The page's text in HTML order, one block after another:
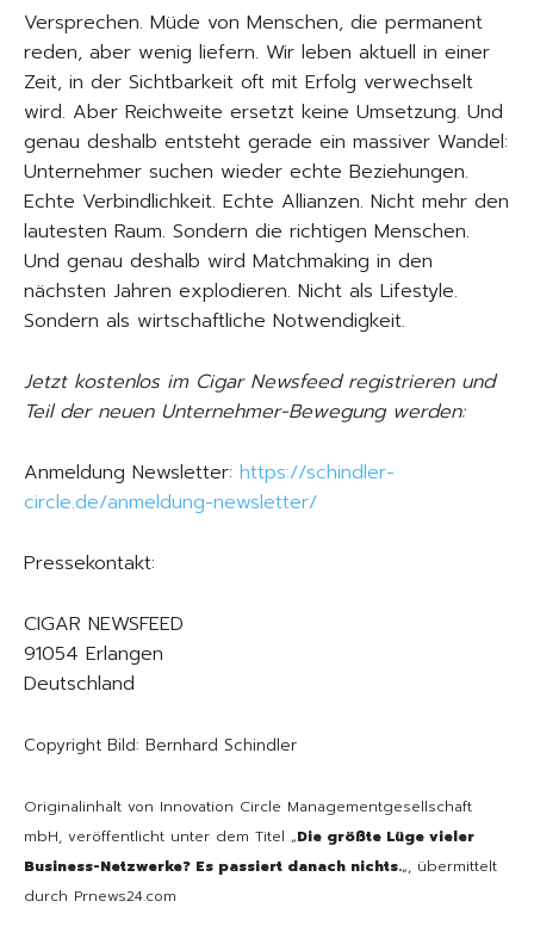
Versprechen. Müde von Menschen, die permanent
reden, aber wenig liefern. Wir leben aktuell in einer
Zeit, in der Sichtbarkeit oft mit Erfolg verwechselt
wird. Aber Reichweite ersetzt keine Umsetzung. Und
genau deshalb entsteht gerade ein massiver Wandel:
Unternehmer suchen wieder echte Beziehungen.
Echte Verbindlichkeit. Echte Allianzen. Nicht mehr den
lautesten Raum. Sondern die richtigen Menschen.
Und genau deshalb wird Matchmaking in den
nächsten Jahren explodieren. Nicht als Lifestyle.
Sondern als wirtschaftliche Notwendigkeit.
Jetzt kostenlos im Cigar Newsfeed registrieren und
Teil der neuen Unternehmer-Bewegung werden:
Anmeldung Newsletter: https://schindler-
circle.de/anmeldung-newsletter/
Pressekontakt:
CIGAR NEWSFEED
91054 Erlangen
Deutschland
Copyright Bild: Bernhard Schindler
Originalinhalt von Innovation Circle Managementgesellschaft
mbH, veröffentlicht unter dem Titel „Die größte Lüge vieler
Business-Netzwerke? Es passiert danach nichts.„, übermittelt
durch Prnews24.com